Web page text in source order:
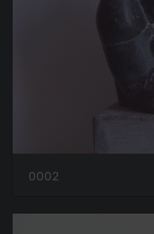
0002